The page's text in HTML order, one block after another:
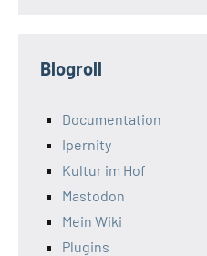
Blogroll
Documentation
Ipernity
Kultur im Hof
Mastodon
Mein Wiki
Plugins